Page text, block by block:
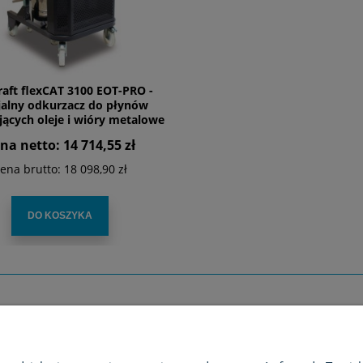
flexCAT 3100 EOT-PRO -
odkurzacz do płynów
oleje i wióry metalowe
netto: 14 714,55 zł
brutto: 18 098,90 zł
DO KOSZYKA